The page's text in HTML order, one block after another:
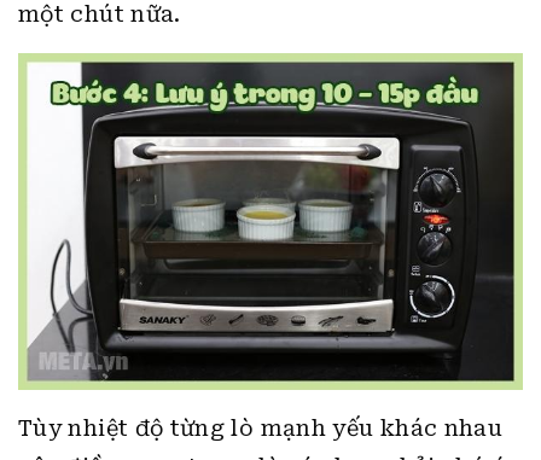
một chút nữa.
Tùy nhiệt độ từng lò mạnh yếu khác nhau